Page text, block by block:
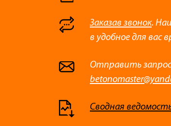
Заказав звонок.
в удобное для вас
Отправить
Сводная